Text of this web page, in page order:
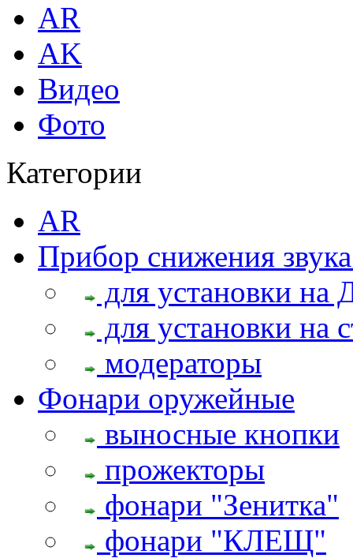
AR
AK
Видео
Фото
Категории
AR
Прибор снижения
для установки на
для установки на
модераторы
Фонари оружейные
выносные кнопки
прожекторы
фонари "Зенитка"
фонари "КЛЕЩ"